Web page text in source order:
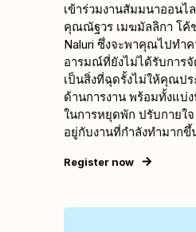
เข้าร่วมงานสัมมนาออนไ
คุณณัฐวร เมฆมัลลิกา โค้
Naluri ซึ่งจะพาคุณไปทำค
อารมณ์ที่ยังไม่ได้รับการจั
เป็นสิ่งที่ฉุดรั้งไม่ให้คุณปร
ด้านการงาน พร้อมทั้งแบ่
ในการหยุดพัก ปรับกายใ
อยู่กับงานที่กำลังทำมากขึ้
Register now